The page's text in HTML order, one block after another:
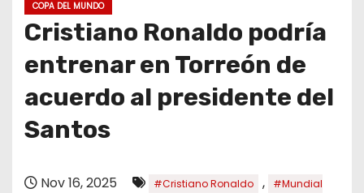
COPA DEL MUNDO
Cristiano Ronaldo podría
entrenar en Torreón de
acuerdo al presidente del
Santos
Nov 16, 2025 #Cristiano Ronaldo ,
#Mundial